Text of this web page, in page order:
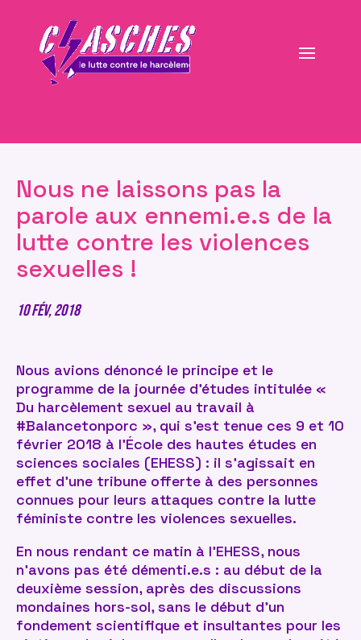
Nous ne laissons pas la
parole aux ennemi.e.s de la
lutte contre les violences
sexuelles !
10 Fév, 2018
Nous avions dénoncé le principe et le
programme de la journée d’études intitulée «
Du harcèlement sexuel au travail à
#Balancetonporc », qui s’est tenue ces 9 et 10
février 2018 à l’École des hautes études en
sciences sociales (EHESS) : il s’agissait en
effet d’une tribune offerte à des personnes
connues pour leurs attaques contre la lutte
féministe contre les violences sexuelles.
En nous rendant ce matin à l’EHESS, nous
n’avons pas été démenti.e.s : au début de la
deuxième session, après des discussions
mondaines hors-sol, sans le début d’un
fondement scientifique et insultantes pour les